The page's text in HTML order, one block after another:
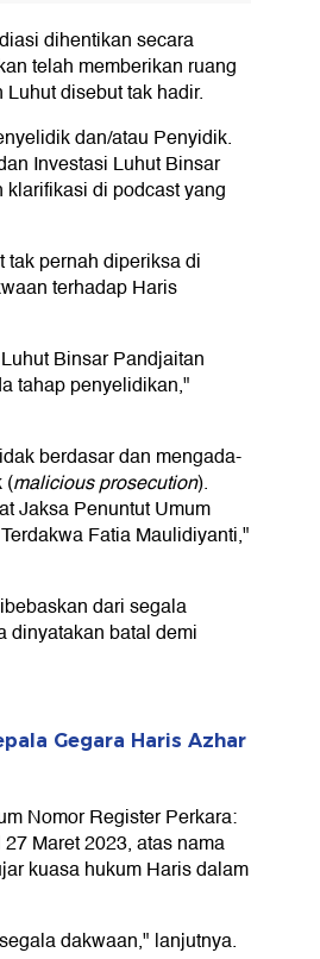
dihentikan secara
telah memberikan ruang
Luhut disebut tak hadir.
dan/atau Penyidik.
Investasi Luhut Binsar
di podcast yang
pernah diperiksa di
terhadap Haris
Binsar Pandjaitan
tahap penyelidikan,"
berdasar dan mengada-
(malicious prosecution).
Jaksa Penuntut Umum
Fatia Maulidiyanti,"
dari segala
dinyatakan batal demi
Gegara Haris Azhar
Nomor Register Perkara:
Maret 2023, atas nama
kuasa hukum Haris dalam
dakwaan," lanjutnya.